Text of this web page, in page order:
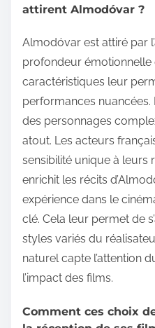
attirent Almodóvar ?
Almodóvar est attiré par
profondeur émotionnelle
caractéristiques leur
performances
des personnages
atout. Les acteurs
sensibilité unique à leurs
enrichit les récits
expérience dans le
clé. Cela leur permet de
styles variés du
naturel capte l’attention
l’impact des films.
Comment ces choix